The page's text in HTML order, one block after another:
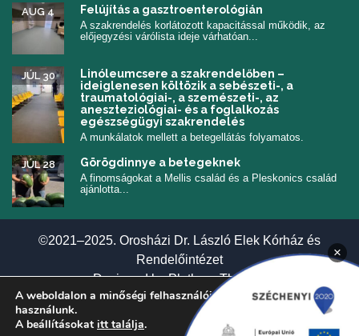
Felújítás a gasztroenterológián
AUG 4
A szakrendelés korlátozott kapacitással működik, az
előjegyzési várólista ideje várhatóan...
Linóleumcsere a szakrendelőben –
ideiglenesen költözik a sebészeti-, a
traumatológiai-, a szemészeti-, az
aneszteziológiai- és a foglalkozás
egészségügyi szakrendelés
JÚL 30
A munkálatok mellett a betegellátás folyamatos.
Görögdinnye a betegeknek
JÚL 28
A finomságokat a Mellis család és a Pleskonics család
ajánlotta...
©2021–2025. Orosházi Dr. László Elek Kórház és
Rendelőintézet
Designed byPlethora Themes
A weboldalon a minőségi felhasználói élmény érdekében sütiket
használunk.
A beállításokat itt találja.
×